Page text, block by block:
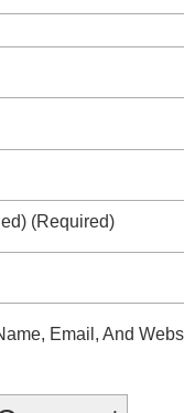
(required)
Email, And